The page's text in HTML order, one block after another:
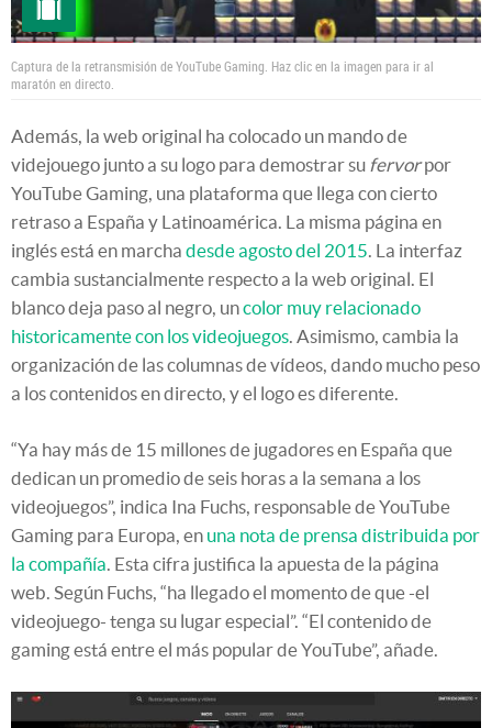
Captura de la retransmisión de YouTube Gaming. Haz clic en la imagen para ir al
maratón en directo.
Además, la web original ha colocado un mando de
videjouego junto a su logo para demostrar su fervorpor
YouTube Gaming, una plataforma que llega con cierto
retraso a España y Latinoamérica. La misma página en
inglés está en marcha desde agosto del 2015. La interfaz
cambia sustancialmente respecto a la web original. El
blanco deja paso al negro, uncolor muy relacionado
historicamente con los videojuegos. Asimismo, cambia la
organización de las columnas de vídeos, dando mucho peso
a los contenidos en directo, y el logo es diferente.
“Ya hay más de 15 millones de jugadores en España que
dedican un promedio de seis horas a la semana a los
videojuegos”, indica Ina Fuchs, responsable de YouTube
Gaming para Europa, en una nota de prensa distribuida por
la compañía. Esta cifra justifica la apuesta de la página
web. Según Fuchs, “ha llegado el momento de que -el
videojuego- tenga su lugar especial”. “El contenido de
gaming está entre el más popular de YouTube”, añade.